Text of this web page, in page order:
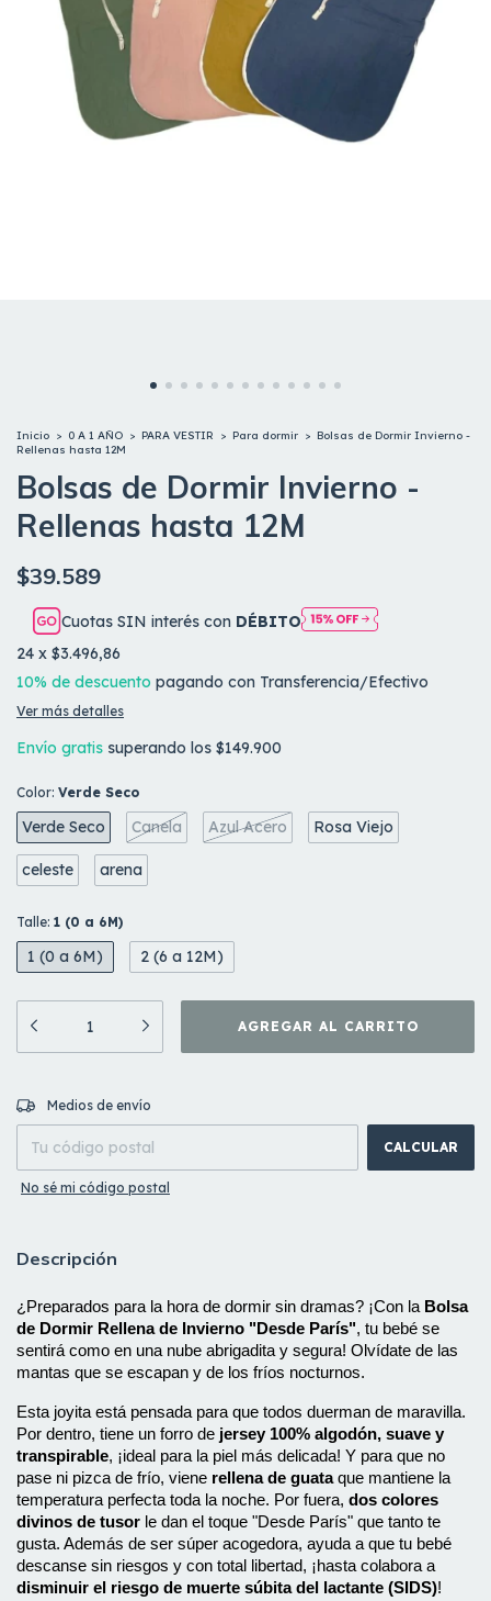
Inicio > 0 A 1 AÑO > PARA VESTIR > Para dormir > Bolsas de Dormir Invierno -
Rellenas hasta 12M
Bolsas de Dormir Invierno -
Rellenas hasta 12M
$39.589
Cuotas SIN interés con DÉBITO
24 x $3.496,86
10% de descuento pagando con Transferencia/Efectivo
Ver más detalles
Envío gratis superando los $149.900
Color: Verde Seco
Verde Seco Canela Azul Acero Rosa Viejo
celeste arena
Talle: 1 (0 a 6M)
1 (0 a 6M) 2 (6 a 12M)
Entregas para el CP:
Medios de envío
CALCULAR
No sé mi código postal
Descripción
¿Preparados para la hora de dormir sin dramas? ¡Con la Bolsa
de Dormir Rellena de Invierno "Desde París", tu bebé se
sentirá como en una nube abrigadita y segura! Olvídate de las
mantas que se escapan y de los fríos nocturnos.
Esta joyita está pensada para que todos duerman de maravilla.
Por dentro, tiene un forro de jersey 100% algodón, suave y
transpirable, ¡ideal para la piel más delicada! Y para que no
pase ni pizca de frío, viene rellena de guata que mantiene la
temperatura perfecta toda la noche. Por fuera, dos colores
divinos de tusor le dan el toque "Desde París" que tanto te
gusta. Además de ser súper acogedora, ayuda a que tu bebé
disminuir el riesgo de muerte súbita del lactante (SIDS)!